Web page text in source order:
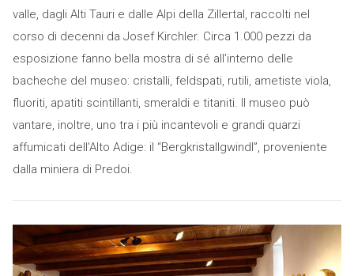
valle, dagli Alti Tauri e dalle Alpi della Zillertal, raccolti nel
corso di decenni da Josef Kirchler. Circa 1.000 pezzi da
esposizione fanno bella mostra di sé all’interno delle
bacheche del museo: cristalli, feldspati, rutili, ametiste viola,
fluoriti, apatiti scintillanti, smeraldi e titaniti. Il museo può
vantare, inoltre, uno tra i più incantevoli e grandi quarzi
affumicati dell’Alto Adige: il “Bergkristallgwindl”, proveniente
dalla miniera di Predoi.